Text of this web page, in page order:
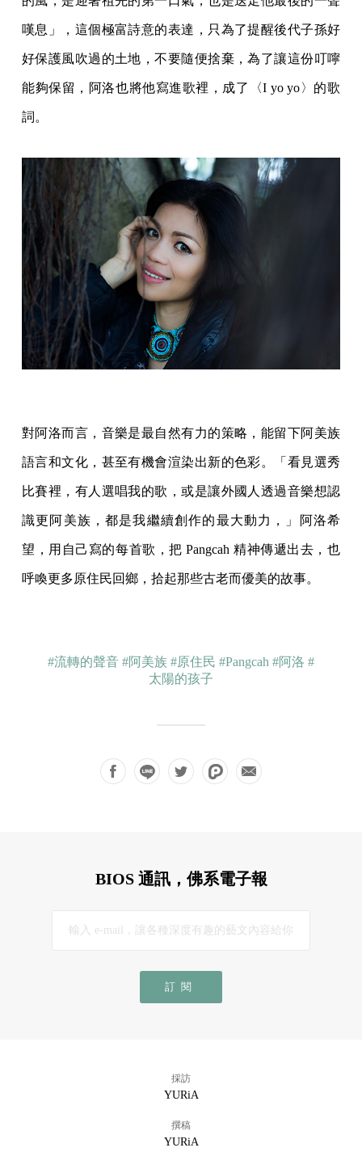
嘆息」，這個極富詩意的表達，只為了提醒後代子孫好
好保護風吹過的土地，不要隨便捨棄，為了讓這份叮嚀
能夠保留，阿洛也將他寫進歌裡，成了〈I yo yo〉的歌
詞。
對阿洛而言，音樂是最自然有力的策略，能留下阿美族
語言和文化，甚至有機會渲染出新的色彩。「看見選秀
比賽裡，有人選唱我的歌，或是讓外國人透過音樂想認
識更阿美族，都是我繼續創作的最大動力，」阿洛希
望，用自己寫的每首歌，把 Pangcah 精神傳遞出去，也
呼喚更多原住民回鄉，拾起那些古老而優美的故事。
#流轉的聲音 #阿美族 #原住民 #Pangcah #阿洛 #
太陽的孩子
BIOS 通訊，佛系電子報
訂閱
採訪
YURiA
撰稿
YURiA